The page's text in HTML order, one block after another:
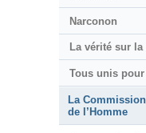
Narconon
La vérité sur
Tous unis
La
de l’Homme